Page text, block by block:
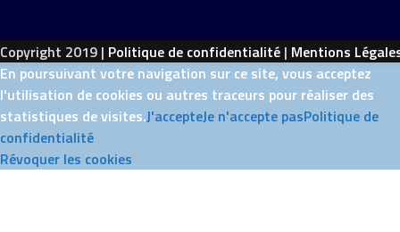
Copyright 2019 | Politique de confidentialité | Mentions
En poursuivant votre navigation sur ce site, vous acceptez
l'utilisation de cookies ou autres traceurs pour réaliser des
statistiques de visites.J'accepteJe n'accepte pasPolitique de
confidentialité
Révoquer les cookies